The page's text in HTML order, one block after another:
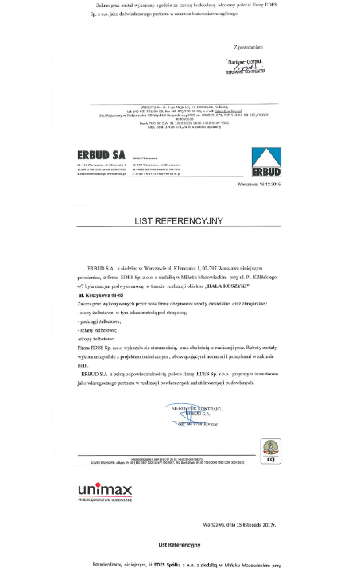
UNIBEP S.A.